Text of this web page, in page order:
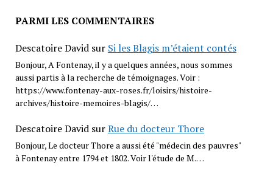
PARMI LES COMMENTAIRES
Descatoire Davidsur Si les Blagis m’étaient contés
Bonjour, A Fontenay, il y a quelques années, nous sommes
aussi partis à la recherche de témoignages. Voir :
https://www.fontenay-aux-roses.fr/loisirs/histoire-
archives/histoire-memoires-blagis/…
Descatoire DavidsurRue du docteur Thore
Bonjour, Le docteur Thore a aussi été "médecin des pauvres"
à Fontenay entre 1794 et 1802. Voir l'étude de M.…